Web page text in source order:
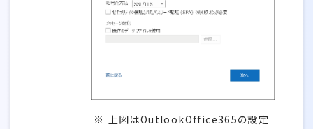
上図はOutlookOffice365の設定